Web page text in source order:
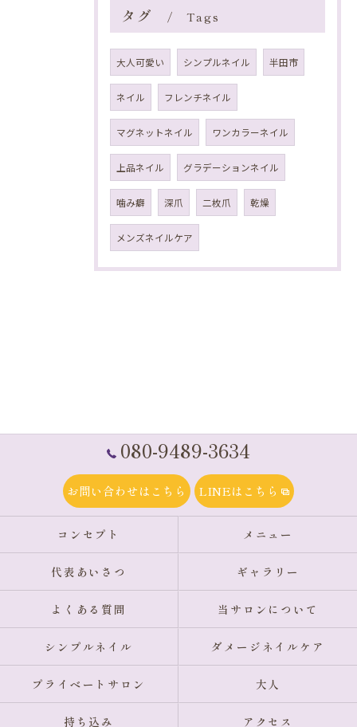
タグ Tags
大人可愛い シンプルネイル 半田市
ネイル フレンチネイル
マグネットネイル ワンカラーネイル
上品ネイル グラデーションネイル
噛み癖 深爪 二枚爪 乾燥
メンズネイルケア
080-9489-3634
お問い合わせはこちら LINEはこちら
コンセプト メニュー
代表あいさつ ギャラリー
よくある質問 当サロンについて
シンプルネイル ダメージネイルケア
プライベートサロン 大人
持ち込み アクセス